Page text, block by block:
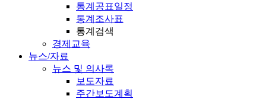
통계공표일정
통계조사표
통계검색
경제교육
뉴스/자료
뉴스 및 의사록
보도자료
주간보도계획